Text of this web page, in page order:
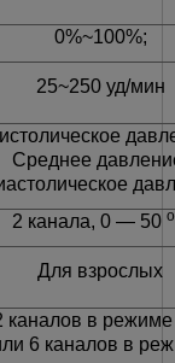
0%~100%;
25~250 уд/мин
Среднее
2 канала, 0 — 50 о
Для взрослых
каналов в
6 каналов в